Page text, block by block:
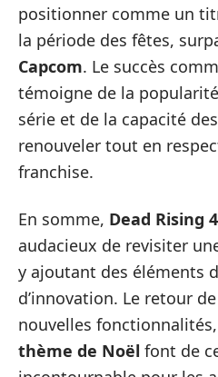
positionner comme un
la période des fêtes,
Capcom. Le succès
témoigne de la
série et de la capacité
renouveler tout en
franchise.
En somme, Dead Rising 4
audacieux de revisiter
y ajoutant des éléments
d’innovation. Le retour de
nouvelles
thème de Noël font de